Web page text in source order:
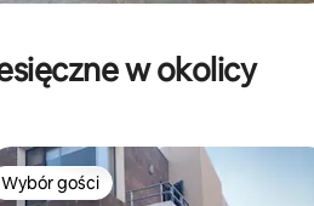
w okolicy
Wybór gości
Wybór gości